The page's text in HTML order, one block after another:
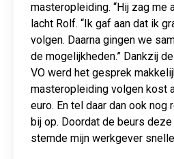
masteropleiding. “Hij zag me
lacht Rolf. “Ik gaf aan dat ik
volgen. Daarna gingen we
de mogelijkheden.” Dankzij
VO werd het gesprek
masteropleiding volgen kost
euro. En tel daar dan ook
bij op. Doordat de beurs
stemde mijn werkgever